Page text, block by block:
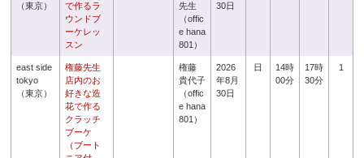
（東京）
で作るラ
ウンドブ
ーケレッ
スン
先生
（offic
e hana
801）
30日
east side
tokyo
（東京）
権藤先生
店内のお
好きな造
花で作る
クラッチ
ブーケ
（ブート
権藤
貴代子
（offic
e hana
801）
2026
年8月
30日
日
14時
00分
17時
30分
1